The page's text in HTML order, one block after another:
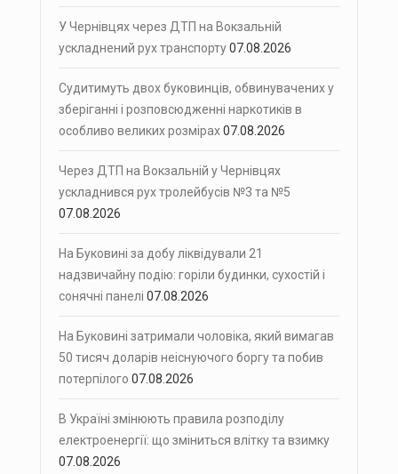
У Чернівцях через ДТП на Вокзальній
ускладнений рух транспорту07.08.2026
Судитимуть двох буковинців, обвинувачених у
зберіганні і розповсюдженні наркотиків в
особливо великих розмірах07.08.2026
Через ДТП на Вокзальній у Чернівцях
ускладнився рух тролейбусів №3 та №5
07.08.2026
На Буковині за добу ліквідували 21
надзвичайну подію: горіли будинки, сухостій і
сонячні панелі 07.08.2026
На Буковині затримали чоловіка, який вимагав
50 тисяч доларів неіснуючого боргу та побив
потерпілого 07.08.2026
В Україні змінюють правила розподілу
електроенергії: що зміниться влітку та взимку
07.08.2026